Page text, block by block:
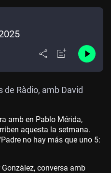
Ràdio, amb David
amb en Pablo Mérida,
aquesta la setmana.
no hay más que uno 5:
conversa amb